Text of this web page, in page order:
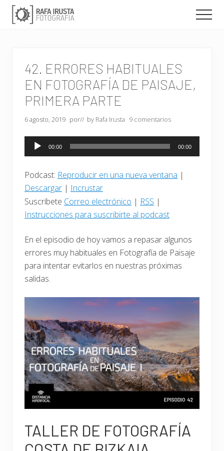
Menu
Saltar
Saltar
principal
especializado
Fotografía
Cursos,
Charlas
sobre
fotografía
trabajo
42. ERRORES HABITUALES
EN FOTOGRAFÍA DE PAISAJE,
PRIMERA PARTE
6 agosto, 2019 por// by Rafa Irusta 9 comentarios
Reproductor
de
00:00 00:00
Podcast: Reproducir en una nueva ventana |
Descargar | Incrustar
Suscríbete Correo electrónico | RSS |
Instrucciones para suscribirte al podcast
En el episodio de hoy vamos a repasar algunos
errores muy habituales en Fotografía de Paisaje
para intentar evitarlos en nuestras próximas
salidas.
TALLER DE FOTOGRAFÍA